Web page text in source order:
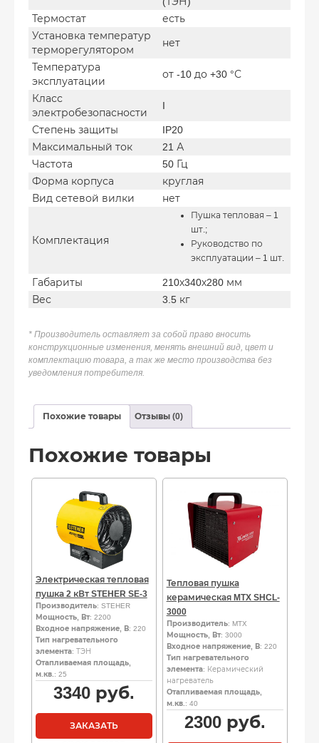
Термостат
есть
Установка температур
терморегулятором
нет
Температура
эксплуатации
от -10 до +30 °С
Класс
электробезопасности
I
Степень защиты
IP20
Максимальный ток
21 А
Частота
50 Гц
Форма корпуса
круглая
Вид сетевой вилки
нет
Комплектация
Пушка тепловая – 1
шт.;
Руководство по
эксплуатации – 1 шт.
Габариты
210х340х280 мм
Вес
3.5 кг
* Производитель оставляет за собой право вносить
конструкционные изменения, менять внешний вид, цвет и
комплектацию товара, а так же место производства без
уведомления потребителя.
Похожие товары Отзывы (0)
Похожие товары
Электрическая тепловая
пушка 2 кВт STEHER SE-3
Производитель: STEHER
Мощность, Вт: 2200
Входное напряжение, В: 220
Тип нагревательного
элемента: ТЭН
Отапливаемая площадь,
м.кв.: 25
3340руб.
ЗАКАЗАТЬ
Тепловая пушка
керамическая MTX SHCL-
3000
Производитель: MTX
Мощность, Вт: 3000
Входное напряжение, В: 220
Тип нагревательного
элемента: Керамический
нагреватель
Отапливаемая площадь,
м.кв.: 40
2300руб.